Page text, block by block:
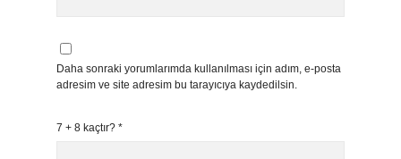
Daha sonraki yorumlarımda kullanılması için adım, e-posta
adresim ve site adresim bu tarayıcıya kaydedilsin.
7 + 8 kaçtır? *